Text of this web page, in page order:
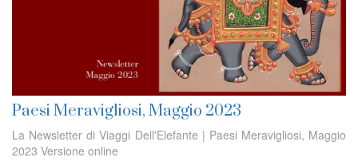
Paesi Meravigliosi, Maggio 2023
La Newsletter di Viaggi Dell'Elefante | Paesi Meravigliosi, Maggio
2023 Versione online